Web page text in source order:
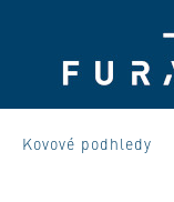
Kovové podhledy